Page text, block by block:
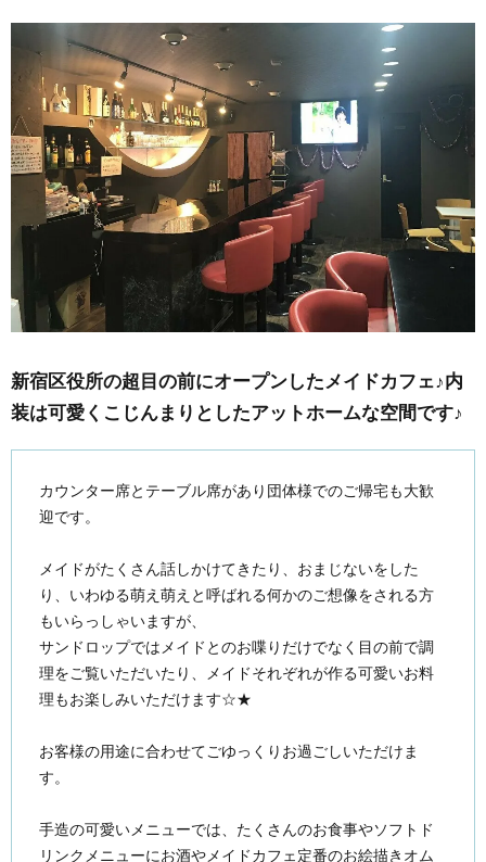
新宿区役所の超目の前にオープンしたメイドカフェ♪内
装は可愛くこじんまりとしたアットホームな空間です♪
カウンター席とテーブル席があり団体様でのご帰宅も大歓
迎です。
メイドがたくさん話しかけてきたり、おまじないをした
り、いわゆる萌え萌えと呼ばれる何かのご想像をされる方
もいらっしゃいますが、
サンドロップではメイドとのお喋りだけでなく目の前で調
理をご覧いただいたり、メイドそれぞれが作る可愛いお料
理もお楽しみいただけます☆★
お客様の用途に合わせてごゆっくりお過ごしいただけま
す。
手造の可愛いメニューでは、たくさんのお食事やソフトド
リンクメニューにお酒やメイドカフェ定番のお絵描きオム